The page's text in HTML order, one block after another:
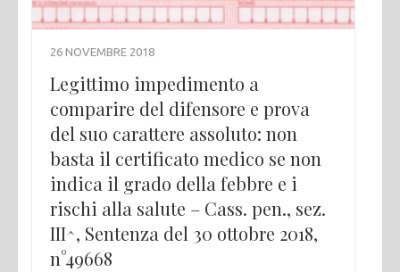
26 NOVEMBRE 2018
Legittimo impedimento a
comparire del difensore e prova
del suo carattere assoluto: non
basta il certificato medico se non
indica il grado della febbre e i
rischi alla salute – Cass. pen., sez.
III^, Sentenza del 30 ottobre 2018,
n°49668